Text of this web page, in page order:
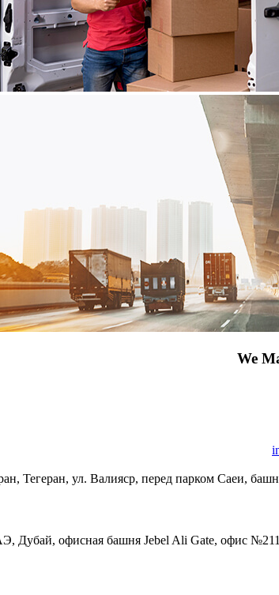
We
Тегеран, ул. Валияср, перед парком Саеи,
Дубай, офисная башня Jebel Ali Gate, офис